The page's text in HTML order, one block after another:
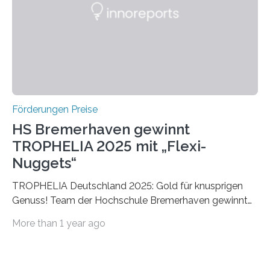
Foundation, des BIAL Award in Biomedicine ist in
Förderungen Preise
HS Bremerhaven gewinnt
TROPHELIA 2025 mit „Flexi-
Nuggets“
TROPHELIA Deutschland 2025: Gold für knusprigen
Genuss! Team der Hochschule Bremerhaven gewinnt
ECOTROPHELIAMit der Produktidee “Flexi-Nuggets”
More than 1 year ago